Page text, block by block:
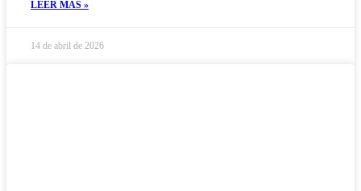
LEER MÁS »
14 de abril de 2026